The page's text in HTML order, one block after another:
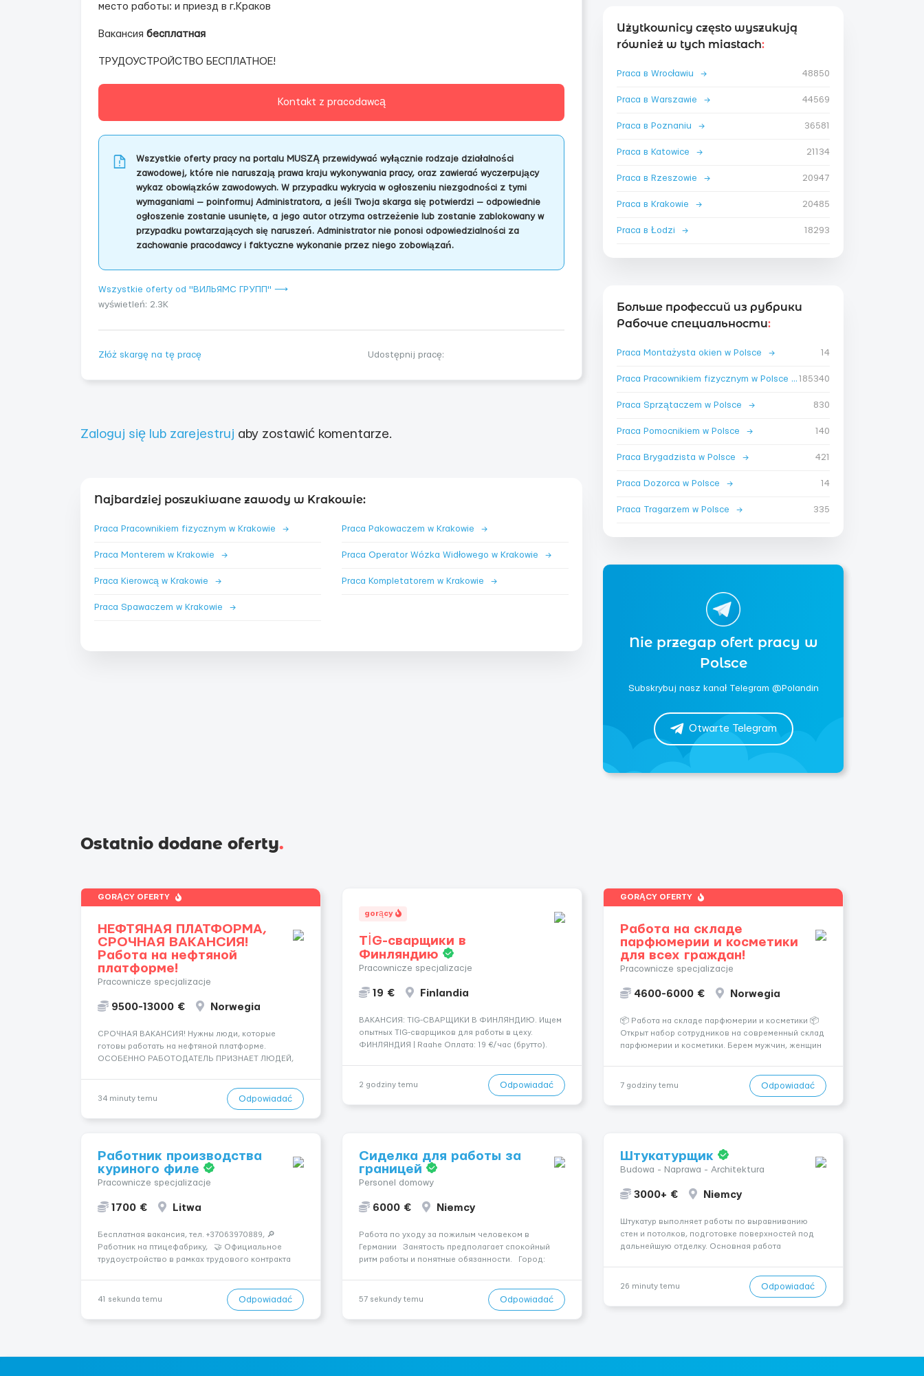
место работы: и приезд в г.Краков
Вакансия бесплатная
ТРУДОУСТРОЙСТВО БЕСПЛАТНОЕ!
Kontakt z pracodawcą
Wszystkie oferty pracy na portalu MUSZĄ przewidywać wyłącznie rodzaje działalności
zawodowej, które nie naruszają prawa kraju wykonywania pracy, oraz zawierać wyczerpujący
wykaz obowiązków zawodowych. W przypadku wykrycia w ogłoszeniu niezgodności z tymi
wymaganiami — poinformuj Administratora, a jeśli Twoja skarga się potwierdzi — odpowiednie
ogłoszenie zostanie usunięte, a jego autor otrzyma ostrzeżenie lub zostanie zablokowany w
przypadku powtarzających się naruszeń. Administrator nie ponosi odpowiedzialności za
zachowanie pracodawcy i faktyczne wykonanie przez niego zobowiązań.
Wszystkie oferty od "ВИЛЬЯМС ГРУПП" ⟶
wyświetleń: 2.3K
Złóż skargę na tę pracę Udostępnij pracę:
Zaloguj się lub zarejestruj aby zostawić komentarze.
Najbardziej poszukiwane zawody w Krakowie:
Praca Pracownikiem fizycznym w Krakowie → Praca Pakowaczem w Krakowie →
Praca Monterem w Krakowie → Praca Operator Wózka Widłowego w Krakowie →
Praca Kierowcą w Krakowie → Praca Kompletatorem w Krakowie →
Praca Spawaczem w Krakowie →
Użytkownicy często wyszukują
również w tych miastach:
Praca в Wrocławiu → 48850
Praca в Warszawie → 44569
Praca в Poznaniu → 36581
Praca в Katowice → 21134
Praca в Rzeszowie → 20947
Praca в Krakowie → 20485
Praca в Łodzi → 18293
Больше профессий из рубрики
Рабочие специальности:
Praca Montażysta okien w Polsce → 14
Praca Pracownikiem fizycznym w Polsce→185340
Praca Sprzątaczem w Polsce → 830
Praca Pomocnikiem w Polsce → 140
Praca Brygadzista w Polsce → 421
Praca Dozorca w Polsce → 14
Praca Tragarzem w Polsce → 335
Nie przegap ofert pracy w
Polsce
Subskrybuj nasz kanał Telegram @Polandin
Otwarte Telegram
Ostatnio dodane oferty.
GORĄCY OFERTY
НЕФТЯНАЯ ПЛАТФОРМА,
СРОЧНАЯ ВАКАНСИЯ!
Работа на нефтяной
платформе!
Pracownicze specjalizacje
9500-13000 € Norwegia
СРОЧНАЯ ВАКАНСИЯ! Нужны люди, которые
готовы работать на нефтяной платформе.
ОСОБЕННО РАБОТОДАТЕЛЬ ПРИЗНАЕТ ЛЮДЕЙ,
Помощник сварщика, Помощник механика (
стыковка метала, зачистка метала, подготовка
рабочего места и т....
34 minuty temu Odpowiadać
gorący
TİG-сварщики в
Финляндию
Pracownicze specjalizacje
19 € Finlandia
​​ВАКАНСИЯ: TIG-СВАРЩИКИ В ФИНЛЯНДИЮ. Ищем
опытных TIG-сварщиков для работы в цеху.
ФИНЛЯНДИЯ | Raahe Оплата: 19 €/час (брутто).
переработки. Дата начала: — Как можно скорее....
2 godziny temu Odpowiadać
GORĄCY OFERTY
Работа на складе
парфюмерии и косметики
для всех граждан!
Pracownicze specjalizacje
4600-6000 € Norwegia
📦 Работа на складе парфюмерии и косметики 📦
Открыт набор сотрудников на современный склад
парфюмерии и косметики. Берем мужчин, женщин
после приезда. Работа не тяжелая. Нужно
7 godziny temu Odpowiadać
Работник производства
куриного филе
Pracownicze specjalizacje
1700 € Litwa
Бесплатная вакансия, тел. +37063970889, 🔎
Работник на птицефабрику, 🤝 Официальное
трудоустройство в рамках трудового контракта
41 sekunda temu Odpowiadać
Сиделка для работы за
границей
Personel domowy
6000 € Niemcy
Работа по уходу за пожилым человеком в
Германии Занятость предполагает спокойный
ритм работы и понятные обязанности. Город:
ясному розумі. Мобильность: Жінк...
57 sekundy temu Odpowiadać
Штукатурщик
Budowa - Naprawa - Architektura
3000+ € Niemcy
Штукатур выполняет работы по выравниванию
стен и потолков, подготовке поверхностей под
дальнейшую отделку. Основная работа
специалистов с подтверждённым опытом и
портфолио. Обязанности Подготовка оснований
...
26 minuty temu Odpowiadać